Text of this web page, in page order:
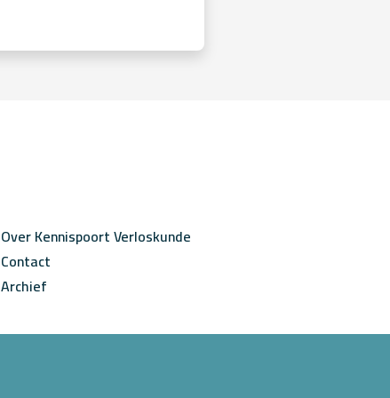
Over Kennispoort Verloskunde
Contact
Archief